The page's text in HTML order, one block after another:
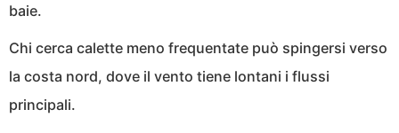
baie.
Chi cerca calette meno frequentate può spingersi verso
la costa nord, dove il vento tiene lontani i flussi
principali.